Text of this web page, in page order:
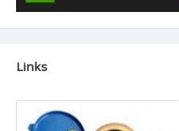
Links